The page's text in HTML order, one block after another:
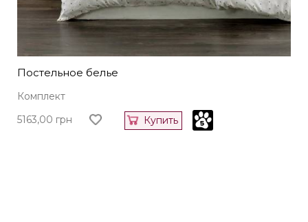
Постельное белье
Комплект
5163,00 грн Купить